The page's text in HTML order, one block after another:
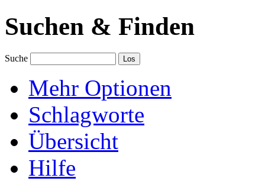
Suchen & Finden
Suche
Mehr Optionen
Schlagworte
Übersicht
Hilfe